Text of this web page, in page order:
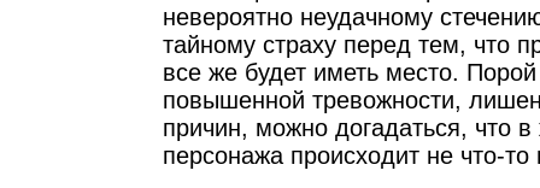
невероятно неудачному
тайному страху перед тем, что
все же будет иметь место.
повышенной тревожности,
причин, можно догадаться, что в
персонажа происходит не что-